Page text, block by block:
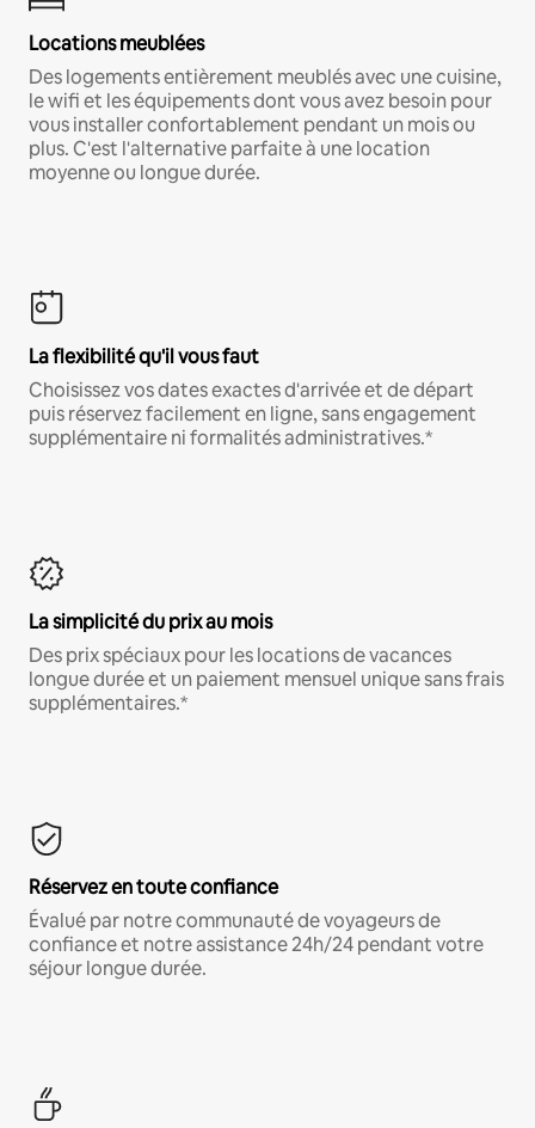
Locations meublées
Des logements entièrement meublés avec une cuisine,
le wifi et les équipements dont vous avez besoin pour
vous installer confortablement pendant un mois ou
plus. C'est l'alternative parfaite à une location
moyenne ou longue durée.
La flexibilité qu'il vous faut
Choisissez vos dates exactes d'arrivée et de départ
puis réservez facilement en ligne, sans engagement
supplémentaire ni formalités administratives.*
La simplicité du prix au mois
Des prix spéciaux pour les locations de vacances
longue durée et un paiement mensuel unique sans frais
supplémentaires.*
Réservez en toute confiance
Évalué par notre communauté de voyageurs de
confiance et notre assistance 24h/24 pendant votre
séjour longue durée.